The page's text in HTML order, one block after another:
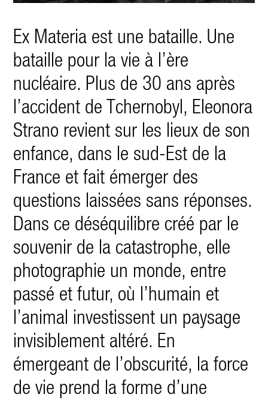
Ex Materia est une bataille. Une
bataille pour la vie à l’ère
nucléaire. Plus de 30 ans après
l’accident de Tchernobyl, Eleonora
Strano revient sur les lieux de son
enfance, dans le sud-Est de la
France et fait émerger des
questions laissées sans réponses.
Dans ce déséquilibre créé par le
souvenir de la catastrophe, elle
photographie un monde, entre
passé et futur, où l’humain et
l’animal investissent un paysage
invisiblement altéré. En
émergeant de l’obscurité, la force
de vie prend la forme d’une